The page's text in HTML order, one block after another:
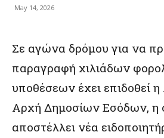
May 14, 2026
Σε αγώνα δρόμου για να
παραγραφή χιλιάδων
υποθέσεων έχει επιδοθεί
Αρχή Δημοσίων Εσόδων, η
αποστέλλει νέα